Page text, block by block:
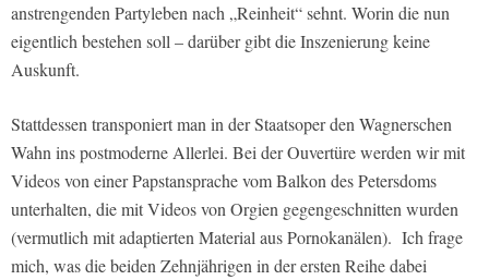
anstrengenden Partyleben nach „Reinheit“ sehnt. Worin die nun
eigentlich bestehen soll – darüber gibt die Inszenierung keine
Auskunft.
Stattdessen transponiert man in der Staatsoper den Wagnerschen
Wahn ins postmoderne Allerlei. Bei der Ouvertüre werden wir mit
Videos von einer Papstansprache vom Balkon des Petersdoms
unterhalten, die mit Videos von Orgien gegengeschnitten wurden
(vermutlich mit adaptierten Material aus Pornokanälen). Ich frage
mich, was die beiden Zehnjährigen in der ersten Reihe dabei